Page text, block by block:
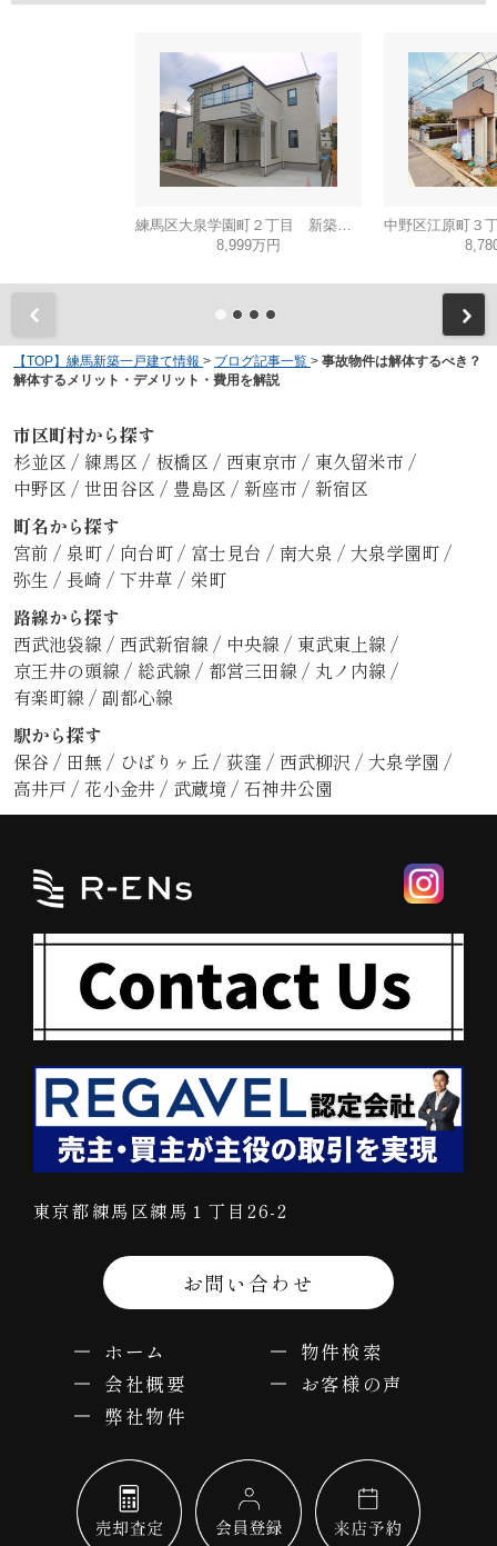
練馬区大泉学園町２丁目 新築戸建て
8,999万円
【TOP】練馬新築一戸建て情報 > ブログ記事一覧 > 事故物件は解体するべき？
解体するメリット・デメリット・費用を解説
市区町村から探す
杉並区 / 練馬区 / 板橋区 / 西東京市 / 東久留米市 /
中野区 / 世田谷区 / 豊島区 / 新座市 / 新宿区
町名から探す
宮前 / 泉町/ 向台町/ 富士見台 / 南大泉 / 大泉学園町/
弥生 / 長崎 / 下井草 / 栄町
路線から探す
西武池袋線/ 西武新宿線/ 中央線/ 東武東上線/
京王井の頭線/ 総武線/ 都営三田線/ 丸ノ内線/
有楽町線/ 副都心線
駅から探す
保谷 / 田無 / ひばりヶ丘/ 荻窪 / 西武柳沢 / 大泉学園 /
高井戸 / 花小金井 / 武蔵境/ 石神井公園
東京都練馬区練馬１丁目26-2
お問い合わせ
ホーム
物件検索
会社概要
お客様の声
弊社物件